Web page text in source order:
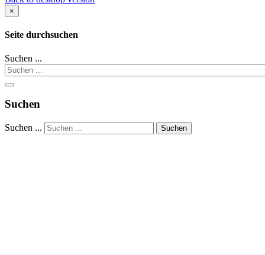
×
Seite durchsuchen
Suchen ...
Suchen
Suchen ... Suchen